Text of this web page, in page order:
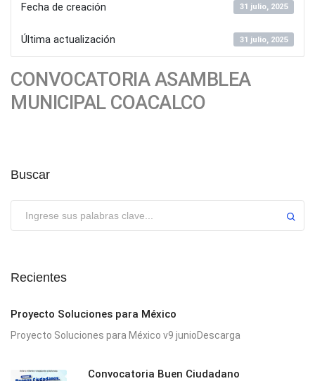
Fecha de creación 31 julio, 2025
Última actualización 31 julio, 2025
CONVOCATORIA ASAMBLEA
MUNICIPAL COACALCO
Buscar
Recientes
Proyecto Soluciones para México
Proyecto Soluciones para México v9 junioDescarga
Convocatoria Buen Ciudadano